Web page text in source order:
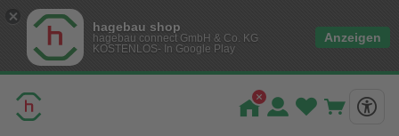
hagebau shop
hagebau connect GmbH & Co. KG
KOSTENLOS- In Google Play
Anzeigen